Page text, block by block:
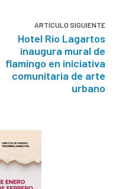
ARTÍCULO SIGUIENTE
Hotel Río Lagartos
inaugura mural de
flamingo en iniciativa
comunitaria de arte
urbano